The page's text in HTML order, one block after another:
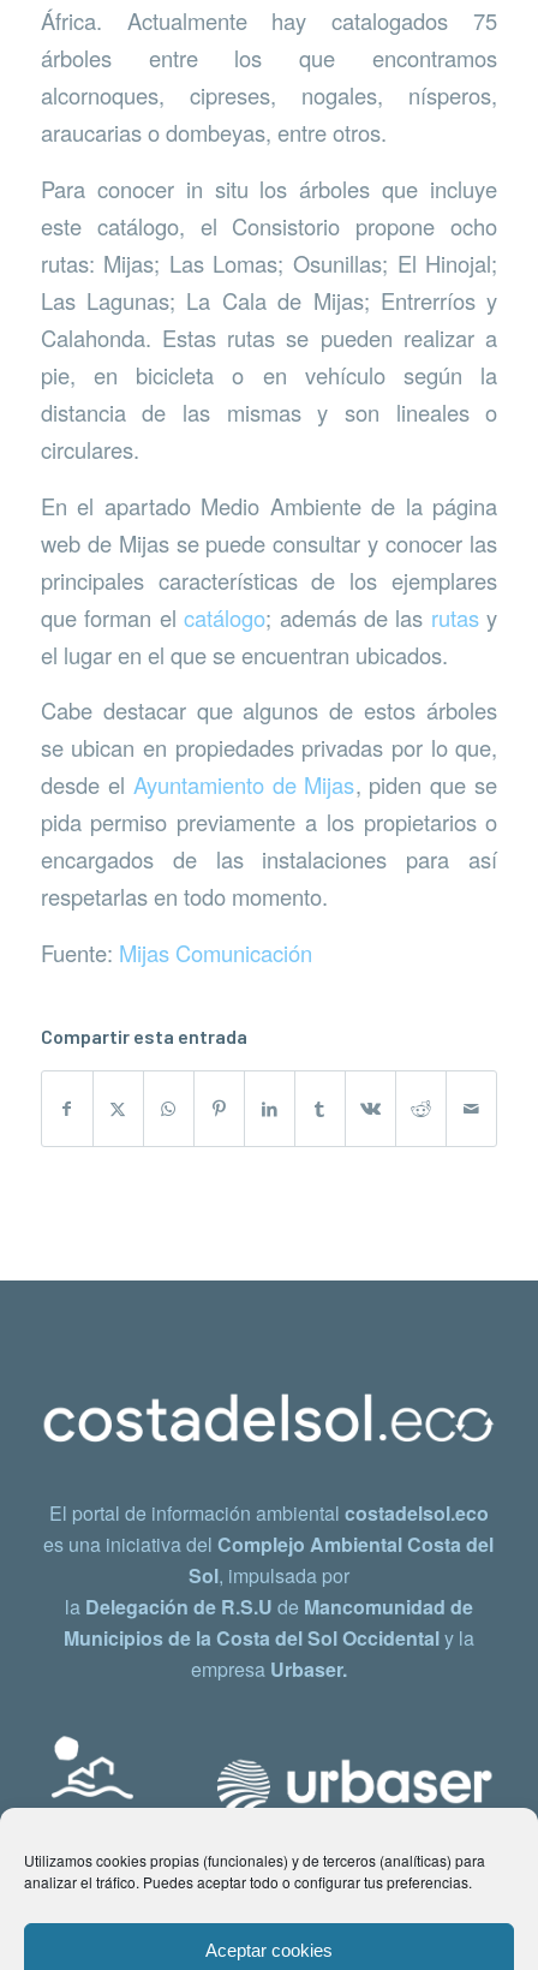
Utilizamos cookies propias (funcionales) y de terceros (analíticas) para
analizar el tráfico. Puedes aceptar todo o configurar tus preferencias.
Aceptar cookies
África. Actualmente hay catalogados 75
árboles entre los que encontramos
alcornoques, cipreses, nogales, nísperos,
araucarias o dombeyas, entre otros.
Para conocer in situ los árboles que incluye
este catálogo, el Consistorio propone ocho
rutas: Mijas; Las Lomas; Osunillas; El Hinojal;
Las Lagunas; La Cala de Mijas; Entrerríos y
Calahonda. Estas rutas se pueden realizar a
pie, en bicicleta o en vehículo según la
distancia de las mismas y son lineales o
circulares.
En el apartado Medio Ambiente de la página
web de Mijas se puede consultar y conocer las
principales características de los ejemplares
que forman elcatálogo; además de las rutasy
el lugar en el que se encuentran ubicados.
Cabe destacar que algunos de estos árboles
se ubican en propiedades privadas por lo que,
desde el Ayuntamiento de Mijas, piden que se
pida permiso previamente a los propietarios o
encargados de las instalaciones para así
respetarlas en todo momento.
Fuente: Mijas Comunicación
Compartir esta entrada
El portal de información ambiental costadelsol.eco
es una iniciativa delComplejo Ambiental Costa del
Sol, impulsada por
la Delegación de R.S.U de Mancomunidad de
Municipios de la Costa del Sol Occidentaly la
empresa Urbaser.